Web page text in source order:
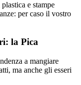
e stampe
per caso il vostro
la Pica
a mangiare
ma anche gli esseri